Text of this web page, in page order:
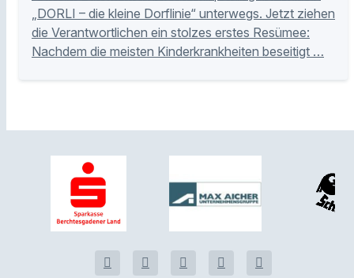
„DORLI – die kleine Dorflinie“ unterwegs. Jetzt ziehen
die Verantwortlichen ein stolzes erstes Resümee:
Nachdem die meisten Kinderkrankheiten beseitigt …